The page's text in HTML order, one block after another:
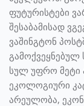
ფუტურისტები
შესაბამისად
ვაშინგტონ
სულ უფრო მეტი
ეკოლოგიური
არეულობა,